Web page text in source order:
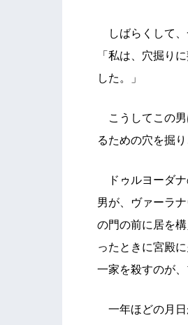
しばらくして、
「私は、穴掘り
した。」
こうしてこの男
るための穴を掘
ドゥルヨーダナ
男が、ヴァーラ
の門の前に居を
ったときに宮殿
一家を殺すのが
一年ほどの月日